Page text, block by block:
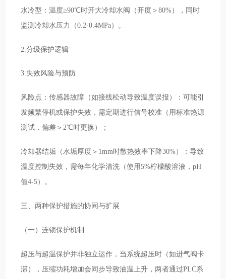
水冷型：温度≥90℃时开大冷却水阀（开度＞80%），同时
监测冷却水压力（0.2-0.4MPa）。
2.分级保护逻辑
3.失效风险与预防
风险点：传感器故障（如接线松动导致温度误报）：可能引
发频繁停机或保护失效，需定期进行信号校准（用标准热源
测试，偏差＞2℃时更换）；
冷却器结垢（水垢厚度＞1mm时散热效率下降30%）：导致
温度控制失效，需每年化学清洗（使用5%柠檬酸溶液，pH
值4-5）。
三、两种保护措施的协同与扩展
（一）连锁保护机制
超压与超温保护并非独立运作，当系统超压时（如进气阀卡
滞），压缩功耗增加会同步导致油温上升，两者通过PLC系